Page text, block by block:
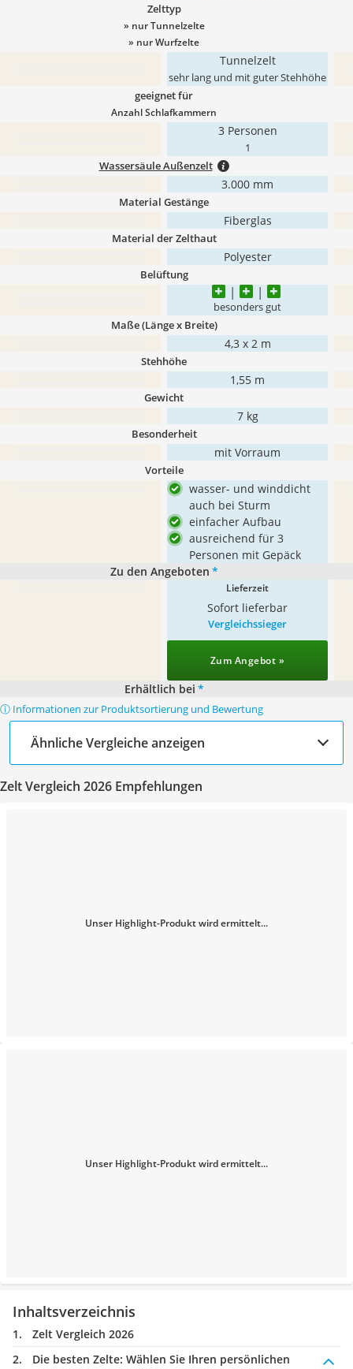
Zelttyp
» nur Tunnelzelte
» nur Wurfzelte
Tunnelzelt
sehr lang und mit guter Stehhöhe
geeignet für
Anzahl Schlafkammern
3 Personen
1
Wassersäule Außenzelt
3.000 mm
Material Gestänge
Fiberglas
Material der Zelthaut
Polyester
Belüftung
besonders gut
Maße (Länge x Breite)
4,3 x 2 m
Stehhöhe
1,55 m
Gewicht
7 kg
Besonderheit
mit Vorraum
Vorteile
wasser- und winddicht
auch bei Sturm
einfacher Aufbau
ausreichend für 3
Personen mit Gepäck
Zu den Angeboten *
Lieferzeit
Sofort lieferbar
Vergleichssieger
Zum Angebot »
Erhältlich bei *
ⓘ Informationen zur Produktsortierung und Bewertung
Ähnliche Vergleiche anzeigen
Zelt Vergleich 2026 Empfehlungen
Unser Highlight-Produkt wird ermittelt...
Unser Highlight-Produkt wird ermittelt...
Inhaltsverzeichnis
Zelt Vergleich 2026
Die besten Zelte: Wählen Sie Ihren persönlichen